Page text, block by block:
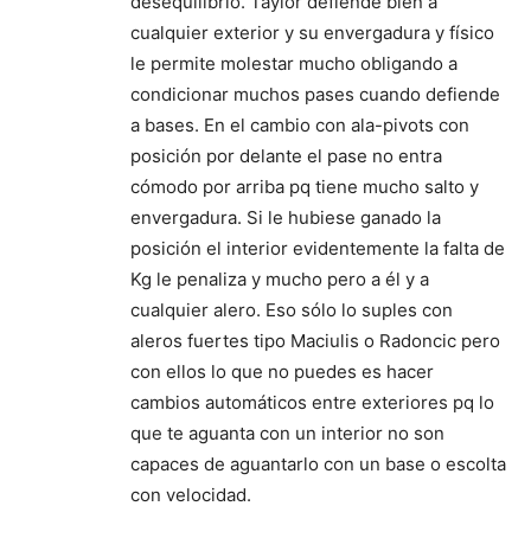
cualquier exterior y su envergadura y físico
le permite molestar mucho obligando a
condicionar muchos pases cuando defiende
a bases. En el cambio con ala-pivots con
posición por delante el pase no entra
cómodo por arriba pq tiene mucho salto y
envergadura. Si le hubiese ganado la
posición el interior evidentemente la falta de
Kg le penaliza y mucho pero a él y a
cualquier alero. Eso sólo lo suples con
aleros fuertes tipo Maciulis o Radoncic pero
con ellos lo que no puedes es hacer
cambios automáticos entre exteriores pq lo
que te aguanta con un interior no son
capaces de aguantarlo con un base o escolta
con velocidad.